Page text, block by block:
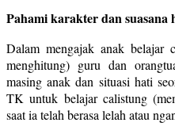
Pahami karakter dan suasana
Dalam mengajak anak belajar
menghitung) guru dan
masing anak dan situasi hati
TK untuk belajar calistung
saat ia telah berasa lelah atau